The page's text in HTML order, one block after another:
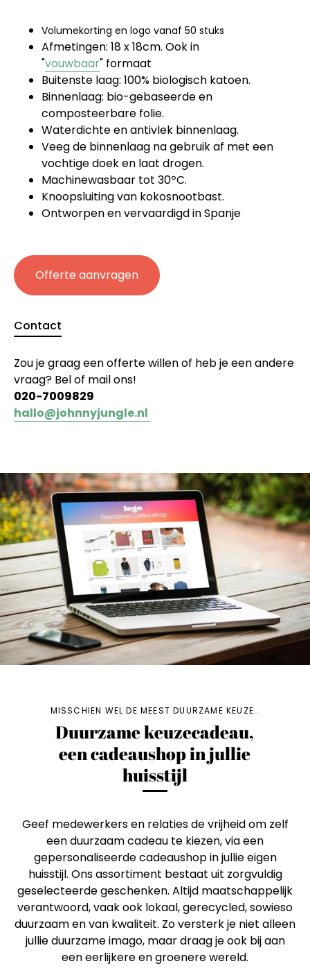
Volumekorting en logo vanaf 50 stuks
Afmetingen: 18 x 18cm. Ook in
"vouwbaar" formaat
Buitenste laag: 100% biologisch katoen.
Binnenlaag: bio-gebaseerde en
composteerbare folie.
Waterdichte en antivlek binnenlaag.
Veeg de binnenlaag na gebruik af met een
vochtige doek en laat drogen.
Machinewasbaar tot 30ºC.
Knoopsluiting van kokosnootbast.
Ontworpen en vervaardigd in Spanje
Offerte aanvragen
Contact
Zou je graag een offerte willen of heb je een andere
vraag? Bel of mail ons!
020-7009829
hallo@johnnyjungle.nl
MISSCHIEN WEL DE MEEST DUURZAME KEUZE..
Duurzame keuzecadeau,
een cadeaushop in jullie
huisstijl
Geef medewerkers en relaties de vrijheid om zelf
een duurzaam cadeau te kiezen, via een
gepersonaliseerde cadeaushop in jullie eigen
huisstijl. Ons assortiment bestaat uit zorgvuldig
geselecteerde geschenken. Altijd maatschappelijk
verantwoord, vaak ook lokaal, gerecycled, sowieso
duurzaam en van kwaliteit. Zo versterk je niet alleen
jullie duurzame imago, maar draag je ook bij aan
een eerlijkere en groenere wereld.